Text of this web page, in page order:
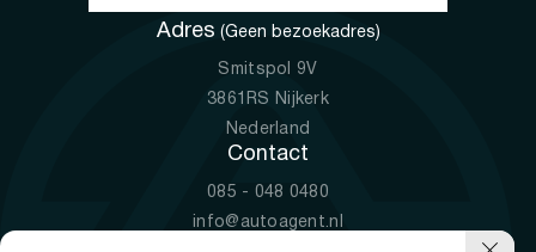
Adres (Geen bezoekadres)
Smitspol 9V
3861RS Nijkerk
Nederland
Contact
085 - 048 0480
info@autoagent.nl